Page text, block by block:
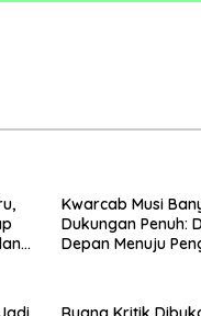
Kwarcab Musi
Dukungan Penuh:
Depan Menuju
Masuk TNI-Polri